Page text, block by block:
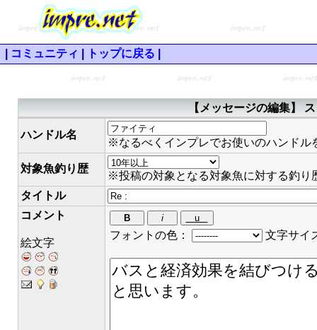
コミュニティ トップに戻る
【メッセージの編集】
ハンドル名
※なるべくインプレでお使いのハンドル
対象魚釣り歴
※投稿の対象となる対象魚に対する釣り
タイトル
コメント
絵文字
フォントの色： 文字サイ